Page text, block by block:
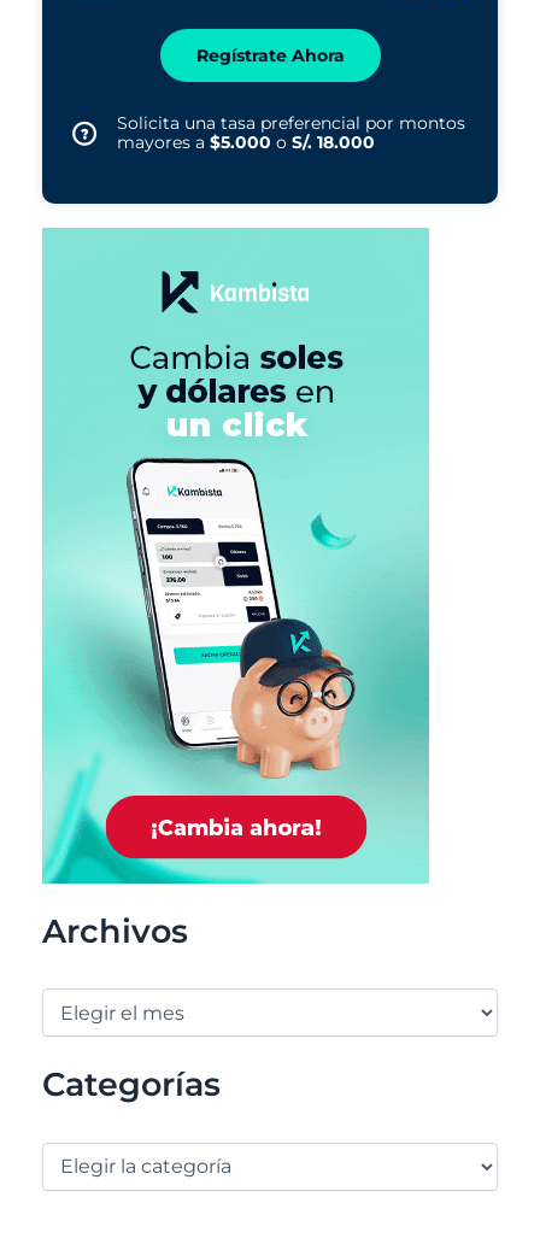
Regístrate Ahora
Solicita una tasa preferencial por montos
mayores a $5.000 o S/. 18.000
Archivos
Categorías